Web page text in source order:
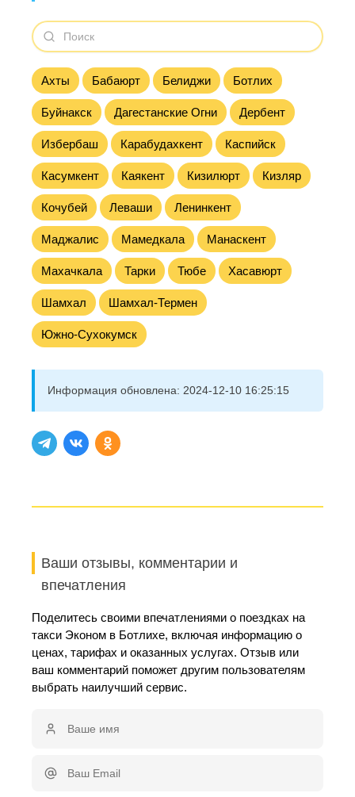
Ахты Бабаюрт Белиджи Ботлих
Буйнакск Дагестанские Огни Дербент
Избербаш Карабудахкент Каспийск
Касумкент Каякент Кизилюрт Кизляр
Кочубей Леваши Ленинкент
Маджалис Мамедкала Манаскент
Махачкала Тарки Тюбе Хасавюрт
Шамхал Шамхал-Термен
Южно-Сухокумск
Информация обновлена: 2024-12-10 16:25:15
Ваши отзывы, комментарии и
впечатления
Поделитесь своими впечатлениями о поездках на
такси Эконом в Ботлихе, включая информацию о
ценах, тарифах и оказанных услугах. Отзыв или
ваш комментарий поможет другим пользователям
выбрать наилучший сервис.